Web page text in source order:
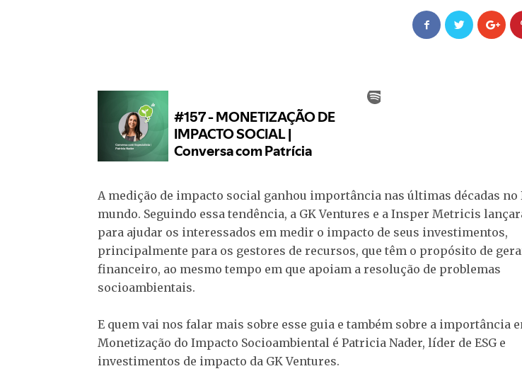
A medição de impacto social ganhou importância nas últimas décadas no
mundo. Seguindo essa tendência, a GK Ventures e a Insper Metricis
para ajudar os interessados em medir o impacto de seus investimentos,
principalmente para os gestores de recursos, que têm o propósito de
financeiro, ao mesmo tempo em que apoiam a resolução de problemas
socioambientais.
E quem vai nos falar mais sobre esse guia e também sobre a importância
Monetização do Impacto Socioambiental é Patricia Nader, líder de ESG e
investimentos de impacto da GK Ventures.